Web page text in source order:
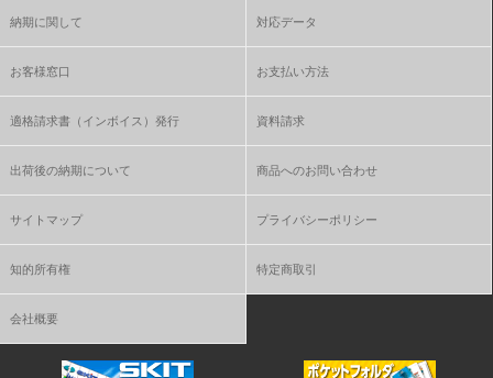
納期に関して 対応データ
お客様窓口 お支払い方法
適格請求書（インボイス）発行 資料請求
出荷後の納期について 商品へのお問い合わせ
サイトマップ プライバシーポリシー
知的所有権 特定商取引
会社概要